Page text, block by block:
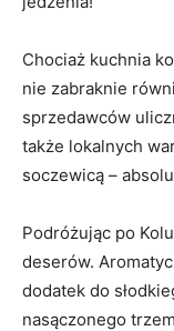
Chociaż ⁣kuchnia⁤
nie zabraknie​
sprzedawców
także lokalnych
soczewicą –
Podróżując​ po
deserów.
dodatek do
nasączonego